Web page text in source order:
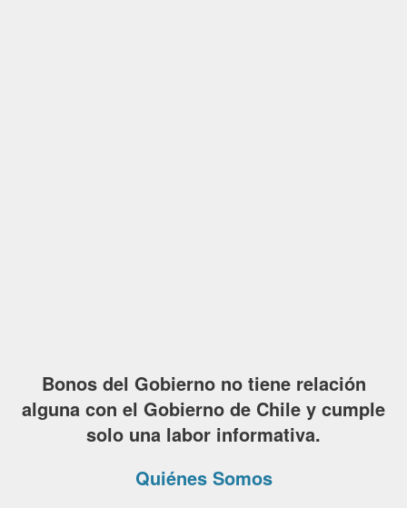
Bonos del Gobierno no tiene relación
alguna con el Gobierno de Chile y cumple
solo una labor informativa.
Quiénes Somos